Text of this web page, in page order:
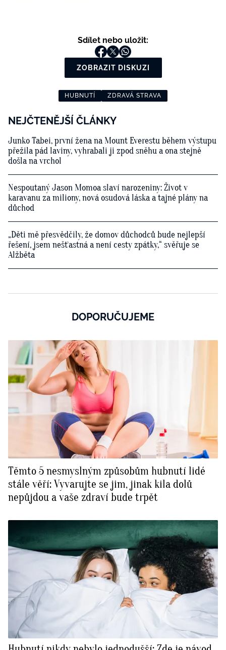
Sdílet nebo uložit:
ZOBRAZIT DISKUZI
HUBNUTÍ ZDRAVÁ STRAVA
NEJČTENĚJŠÍ ČLÁNKY
Junko Tabei, první žena na Mount Everestu během výstupu
přežila pád laviny, vyhrabali ji zpod sněhu a ona stejně
došla na vrchol
Nespoutaný Jason Momoa slaví narozeniny: Život v
karavanu za miliony, nová osudová láska a tajné plány na
důchod
„Děti mě přesvědčily, že domov důchodců bude nejlepší
řešení, jsem nešťastná a není cesty zpátky,“ svěřuje se
Alžběta
DOPORUČUJEME
Těmto 5 nesmyslným způsobům hubnutí lidé
stále věří: Vyvarujte se jim, jinak kila dolů
nepůjdou a vaše zdraví bude trpět